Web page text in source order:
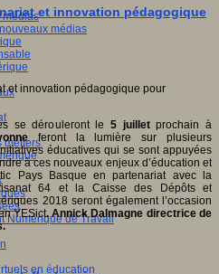
médias
médias
métiers
Numérique de Travail
en éducation
et innovation pédagogique
se dérouleront le 5 juilletprochain à
feront la lumière sur plusieurs
éducatives qui se sont appuyées
à ces nouveaux enjeux d’éducation et
Pays Basque en partenariat avec la
64 et la Caisse des Dépôts et
2018 seront également l’occasion
YESict. Annick Dalmagne directrice de